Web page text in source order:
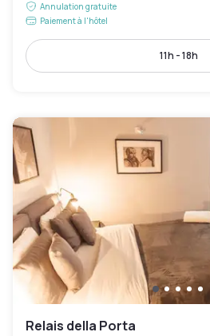
Annulation gratuite
Paiement à l'hôtel
11h - 18h
Relais della Porta